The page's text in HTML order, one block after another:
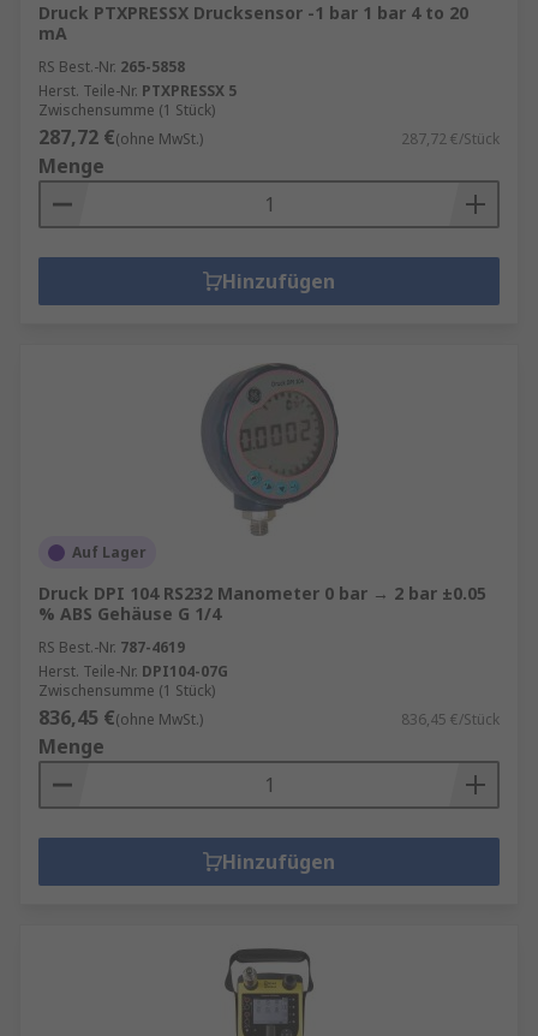
Druck PTXPRESSX Drucksensor -1 bar 1 bar 4 to 20
mA
RS Best.-Nr. 265-5858
Herst. Teile-Nr. PTXPRESSX 5
Zwischensumme (1 Stück)
287,72 €(ohne MwSt.) 287,72 €/Stück
Menge
Hinzufügen
Auf Lager
Druck DPI 104 RS232 Manometer 0 bar → 2 bar ±0.05
% ABS Gehäuse G 1/4
RS Best.-Nr. 787-4619
Herst. Teile-Nr. DPI104-07G
Zwischensumme (1 Stück)
836,45 €(ohne MwSt.) 836,45 €/Stück
Menge
Hinzufügen